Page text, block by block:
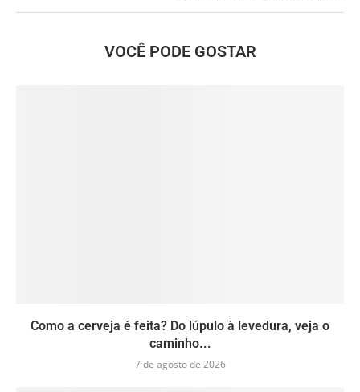
VOCÊ PODE GOSTAR
Como a cerveja é feita? Do lúpulo à levedura, veja o
caminho...
7 de agosto de 2026